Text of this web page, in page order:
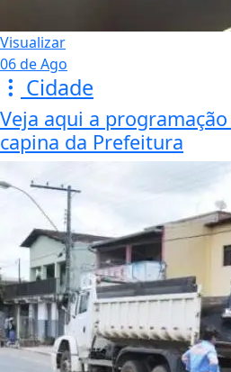
Visualizar
06 de Ago
Cidade
Veja aqui a
capina da Prefeitura